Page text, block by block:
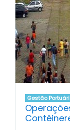
Gestão